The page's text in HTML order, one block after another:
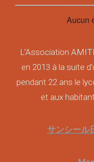
L’Association
en 2013 à la suite
pendant 22 ans le
et aux
サンシール
Aucun